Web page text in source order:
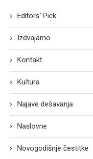
Editors' Pick
Izdvajamo
Kontakt
Kultura
Najave dešavanja
Naslovne
Novogodišnje čestitke